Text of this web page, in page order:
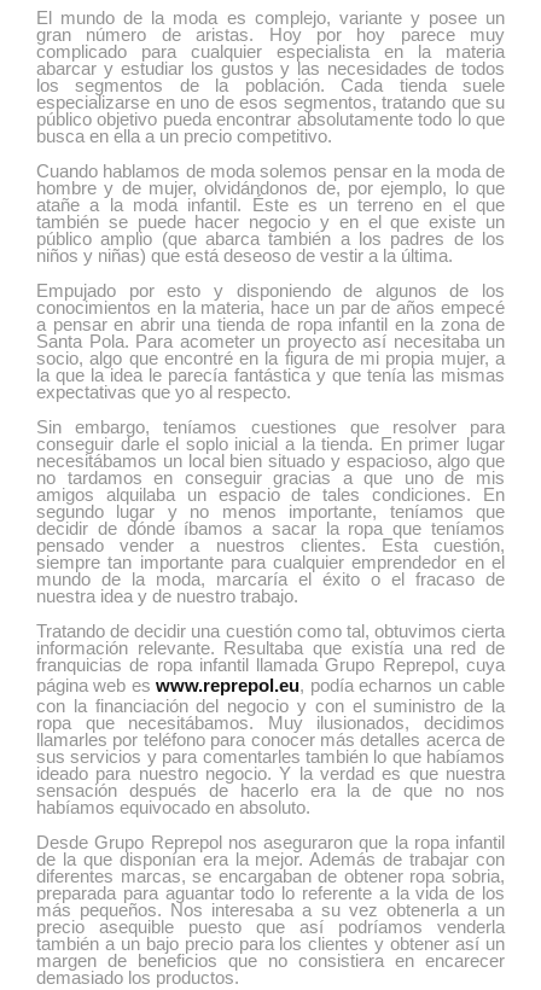
El mundo de la moda es complejo, variante y posee un
gran número de aristas. Hoy por hoy parece muy
complicado para cualquier especialista en la materia
abarcar y estudiar los gustos y las necesidades de todos
los segmentos de la población. Cada tienda suele
especializarse en uno de esos segmentos, tratando que su
público objetivo pueda encontrar absolutamente todo lo que
busca en ella a un precio competitivo.
Cuando hablamos de moda solemos pensar en la moda de
hombre y de mujer, olvidándonos de, por ejemplo, lo que
atañe a la moda infantil. Éste es un terreno en el que
también se puede hacer negocio y en el que existe un
público amplio (que abarca también a los padres de los
niños y niñas) que está deseoso de vestir a la última.
Empujado por esto y disponiendo de algunos de los
conocimientos en la materia, hace un par de años empecé
a pensar en abrir una tienda de ropa infantil en la zona de
Santa Pola. Para acometer un proyecto así necesitaba un
socio, algo que encontré en la figura de mi propia mujer, a
la que la idea le parecía fantástica y que tenía las mismas
expectativas que yo al respecto.
Sin embargo, teníamos cuestiones que resolver para
conseguir darle el soplo inicial a la tienda. En primer lugar
necesitábamos un local bien situado y espacioso, algo que
no tardamos en conseguir gracias a que uno de mis
amigos alquilaba un espacio de tales condiciones. En
segundo lugar y no menos importante, teníamos que
decidir de dónde íbamos a sacar la ropa que teníamos
pensado vender a nuestros clientes. Esta cuestión,
siempre tan importante para cualquier emprendedor en el
mundo de la moda, marcaría el éxito o el fracaso de
nuestra idea y de nuestro trabajo.
Tratando de decidir una cuestión como tal, obtuvimos cierta
información relevante. Resultaba que existía una red de
franquicias de ropa infantil llamada Grupo Reprepol, cuya
página web eswww.reprepol.eu, podía echarnos un cable
con la financiación del negocio y con el suministro de la
ropa que necesitábamos. Muy ilusionados, decidimos
llamarles por teléfono para conocer más detalles acerca de
sus servicios y para comentarles también lo que habíamos
ideado para nuestro negocio. Y la verdad es que nuestra
sensación después de hacerlo era la de que no nos
habíamos equivocado en absoluto.
Desde Grupo Reprepol nos aseguraron que la ropa infantil
de la que disponían era la mejor. Además de trabajar con
diferentes marcas, se encargaban de obtener ropa sobria,
preparada para aguantar todo lo referente a la vida de los
más pequeños. Nos interesaba a su vez obtenerla a un
precio asequible puesto que así podríamos venderla
también a un bajo precio para los clientes y obtener así un
margen de beneficios que no consistiera en encarecer
demasiado los productos.